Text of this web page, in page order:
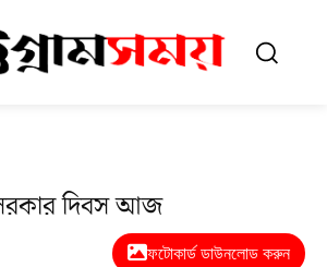
সরকার দিবস আজ
ফটোকার্ড ডাউনলোড করুন